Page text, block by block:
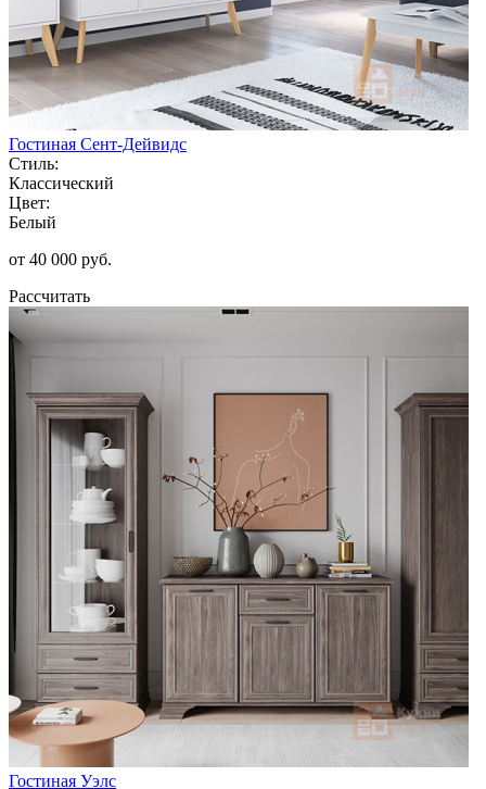
Гостиная Сент-Дейвидс
Стиль:
Классический
Цвет:
Белый
от 40 000 руб.
Рассчитать
Гостиная Уэлс